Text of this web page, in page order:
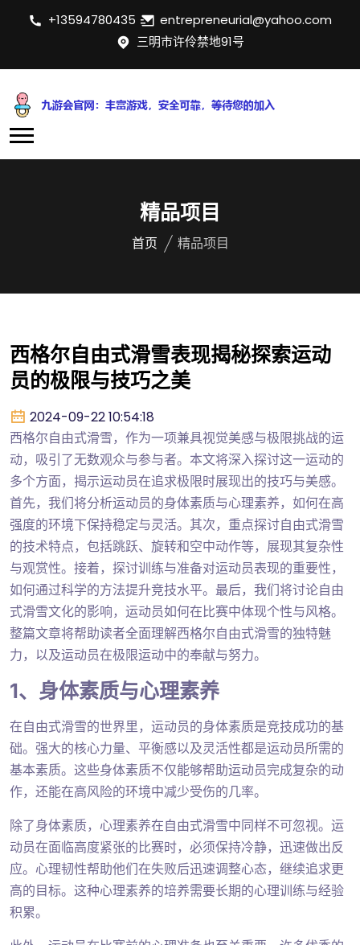
+13594780435
entrepreneurial@yahoo.com
三明市许伶禁地91号
精品项目
首页 精品项目
西格尔自由式滑雪表现揭秘探索运动
员的极限与技巧之美
2024-09-22 10:54:18
西格尔自由式滑雪，作为一项兼具视觉美感与极限挑战的运
动，吸引了无数观众与参与者。本文将深入探讨这一运动的
多个方面，揭示运动员在追求极限时展现出的技巧与美感。
首先，我们将分析运动员的身体素质与心理素养，如何在高
强度的环境下保持稳定与灵活。其次，重点探讨自由式滑雪
的技术特点，包括跳跃、旋转和空中动作等，展现其复杂性
与观赏性。接着，探讨训练与准备对运动员表现的重要性，
如何通过科学的方法提升竞技水平。最后，我们将讨论自由
式滑雪文化的影响，运动员如何在比赛中体现个性与风格。
整篇文章将帮助读者全面理解西格尔自由式滑雪的独特魅
力，以及运动员在极限运动中的奉献与努力。
1、身体素质与心理素养
在自由式滑雪的世界里，运动员的身体素质是竞技成功的基
础。强大的核心力量、平衡感以及灵活性都是运动员所需的
基本素质。这些身体素质不仅能够帮助运动员完成复杂的动
作，还能在高风险的环境中减少受伤的几率。
除了身体素质，心理素养在自由式滑雪中同样不可忽视。运
动员在面临高度紧张的比赛时，必须保持冷静，迅速做出反
应。心理韧性帮助他们在失败后迅速调整心态，继续追求更
高的目标。这种心理素养的培养需要长期的心理训练与经验
积累。